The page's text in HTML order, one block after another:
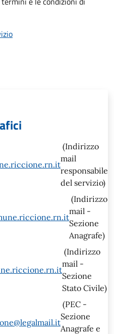
(Indirizzo
mail
responsabile
del servizio)
(Indirizzo
mail -
Sezione
Anagrafe)
(Indirizzo
mail -
Sezione
Stato Civile)
(PEC -
Sezione
Anagrafe e